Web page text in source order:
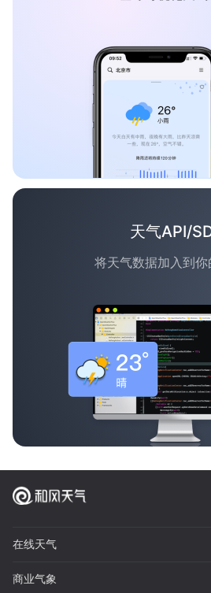
天气API/
将天气数据加入到你
在线天气
商业气象